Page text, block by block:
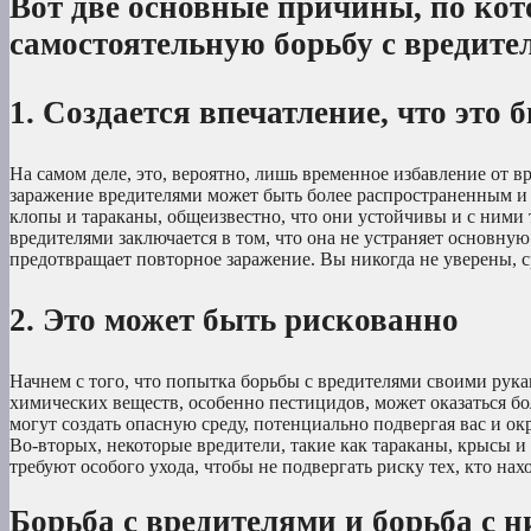
самостоятельную борьбу с
1. Создается впечатление, что
На самом деле, это, вероятно, лишь временное избавление от
заражение вредителями может быть более распространенным
клопы и тараканы, общеизвестно, что они устойчивы и с ними
вредителями заключается в том, что она не устраняет
предотвращает повторное заражение. Вы никогда не уверены,
2. Это может быть рискованно
Начнем с того, что попытка борьбы с вредителями своими
химических веществ, особенно пестицидов, может оказаться
могут создать опасную среду, потенциально подвергая вас
Во-вторых, некоторые вредители, такие как тараканы, крысы
требуют особого ухода, чтобы не подвергать риску тех, кто
Борьба с вредителями и борьба с